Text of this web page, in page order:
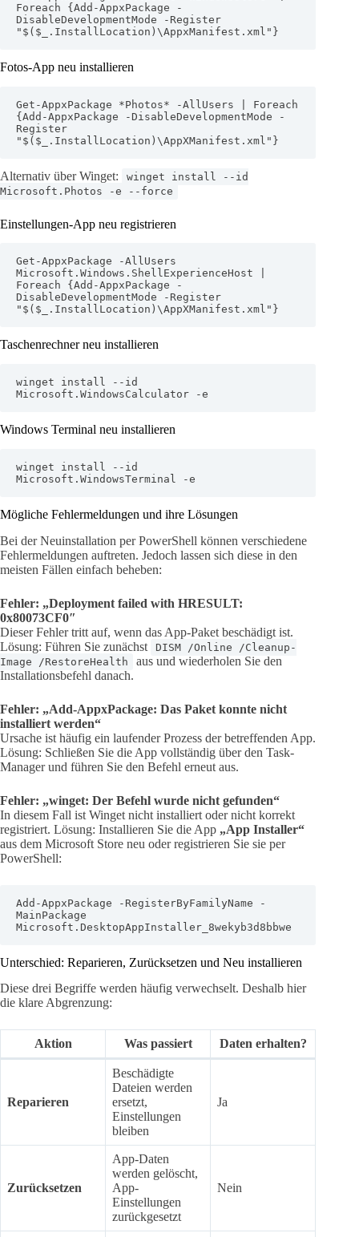
Foreach {Add-AppxPackage -
DisableDevelopmentMode -Register
"$($_.InstallLocation)\AppxManifest.xml"}
Fotos-App neu installieren
Get-AppxPackage *Photos* -AllUsers | Foreach
{Add-AppxPackage -DisableDevelopmentMode -
Register
"$($_.InstallLocation)\AppXManifest.xml"}
Alternativ über Winget:
winget install --id
Microsoft.Photos -e --force
Einstellungen-App neu registrieren
Get-AppxPackage -AllUsers
Microsoft.Windows.ShellExperienceHost |
Foreach {Add-AppxPackage -
DisableDevelopmentMode -Register
"$($_.InstallLocation)\AppXManifest.xml"}
Taschenrechner neu installieren
winget install --id
Microsoft.WindowsCalculator -e
Windows Terminal neu installieren
winget install --id
Microsoft.WindowsTerminal -e
Mögliche Fehlermeldungen und ihre Lösungen
Bei der Neuinstallation per PowerShell können verschiedene
Fehlermeldungen auftreten. Jedoch lassen sich diese in den
meisten Fällen einfach beheben:
Fehler: „Deployment failed with HRESULT:
0x80073CF0″
Dieser Fehler tritt auf, wenn das App-Paket beschädigt ist.
Lösung: Führen Sie zunächst
DISM /Online /Cleanup-
Image /RestoreHealth
aus und wiederholen Sie den
Installationsbefehl danach.
Fehler: „Add-AppxPackage: Das Paket konnte nicht
installiert werden“
Ursache ist häufig ein laufender Prozess der betreffenden App.
Lösung: Schließen Sie die App vollständig über den Task-
Manager und führen Sie den Befehl erneut aus.
Fehler: „winget: Der Befehl wurde nicht gefunden“
In diesem Fall ist Winget nicht installiert oder nicht korrekt
registriert. Lösung: Installieren Sie die App „App Installer“
aus dem Microsoft Store neu oder registrieren Sie sie per
PowerShell:
Add-AppxPackage -RegisterByFamilyName -
MainPackage
Microsoft.DesktopAppInstaller_8wekyb3d8bbwe
Unterschied: Reparieren, Zurücksetzen und Neu installieren
Diese drei Begriffe werden häufig verwechselt. Deshalb hier
die klare Abgrenzung:
Aktion Was passiert Daten erhalten?
Reparieren
Beschädigte
Dateien werden
ersetzt,
Einstellungen
bleiben
Ja
Zurücksetzen
App-Daten
werden gelöscht,
App-
Einstellungen
zurückgesetzt
Nein